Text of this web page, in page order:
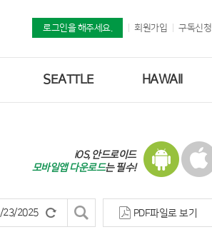
로그인을 해주세요. 회원가입 구독신청
SEATTLE HAWAII
iOS, 안드로이드
모바일앱 다운로드는 필수!
PDF파일로 보기